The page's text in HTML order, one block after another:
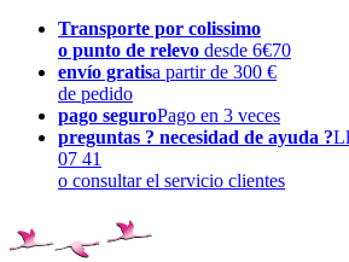
Transporte por colissimo
o punto de relevo desde 6€70
envío gratisa partir de 300 €
de pedido
pago seguroPago en 3 veces
preguntas ? necesidad de ayuda ?
07 41
o consultar el servicio clientes